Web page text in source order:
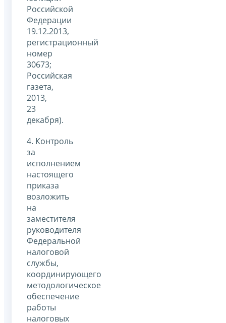
Российской
Федерации
19.12.2013,
регистрационный
номер
30673;
Российская
газета,
2013,
23
декабря).
4. Контроль
за
исполнением
настоящего
приказа
возложить
на
заместителя
руководителя
Федеральной
налоговой
службы,
координирующего
методологическое
обеспечение
работы
налоговых